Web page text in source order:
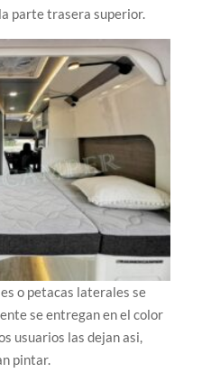
parte trasera superior.
o petacas laterales se
se entregan en el color
usuarios las dejan asi,
pintar.